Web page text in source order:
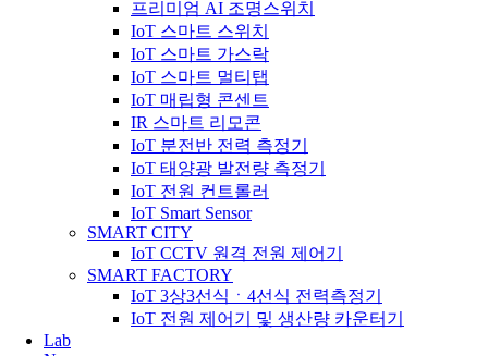
IoT 스마트 장애 복구 솔루션
IoT Things
SMART HOME & OFFICE
IoT 스마트 플러그
프리미엄 AI 조명스위치
IoT 스마트 스위치
IoT 스마트 가스락
IoT 스마트 멀티탭
IoT 매립형 콘센트
IR 스마트 리모콘
IoT 분전반 전력 측정기
IoT 태양광 발전량 측정기
IoT 전원 컨트롤러